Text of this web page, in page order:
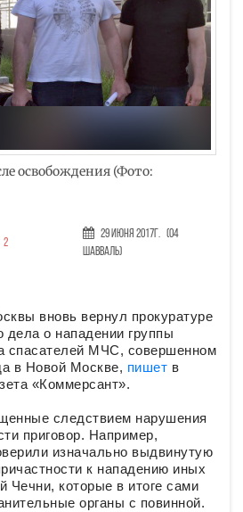
освобождения (Фото:
2
29 Июня 2017г. (04
Шавваль)
вновь вернул прокуратуре
дела о нападении группы
спасателей МЧС, совершенном
в Новой Москве, пишет в
«Коммерсант».
следствием нарушения
приговор. Например,
изначально выдвинутую
к нападению иных
Чечни, которые в итоге сами
органы с повинной.